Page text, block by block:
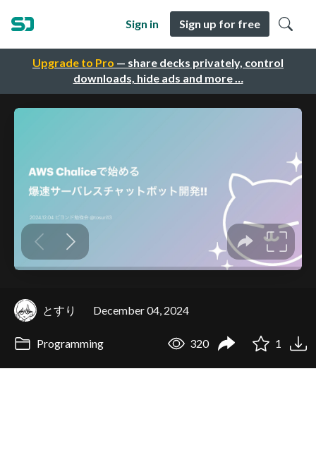
Upgrade to Pro — share decks privately, control
downloads, hide ads and more …
Sign in Sign up for free
とすり December 04, 2024
Programming 320 1